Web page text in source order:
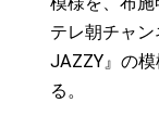
テレ朝チャ
JAZZY』の
る。